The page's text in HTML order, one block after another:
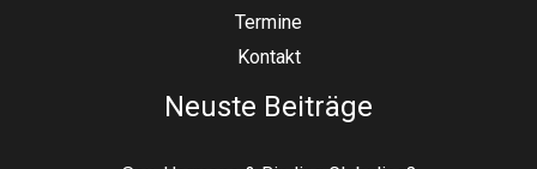
Termine
Kontakt
Neuste Beiträge